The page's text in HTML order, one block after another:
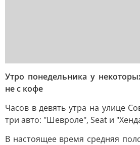
Утро понедельника у
не с кофе
Часов в девять утра на улице
три авто: "Шевроле", Seat и
В настоящее время средняя